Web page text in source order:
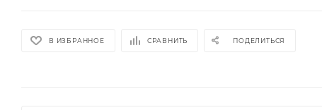
В ИЗБРАННОЕ СРАВНИТЬ ПОДЕЛИТЬСЯ